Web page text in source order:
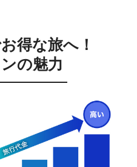
得な旅へ！
の魅力